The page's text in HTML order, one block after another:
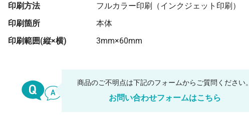
印刷方法
フルカラー印刷（インクジェット印刷）
印刷箇所
本体
印刷範囲(縦×横)
3mm×60mm
商品のご不明点は下記のフォームからご質問ください。
お問い合わせフォームはこちら